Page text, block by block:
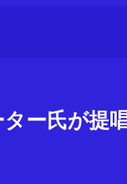
ー氏が提